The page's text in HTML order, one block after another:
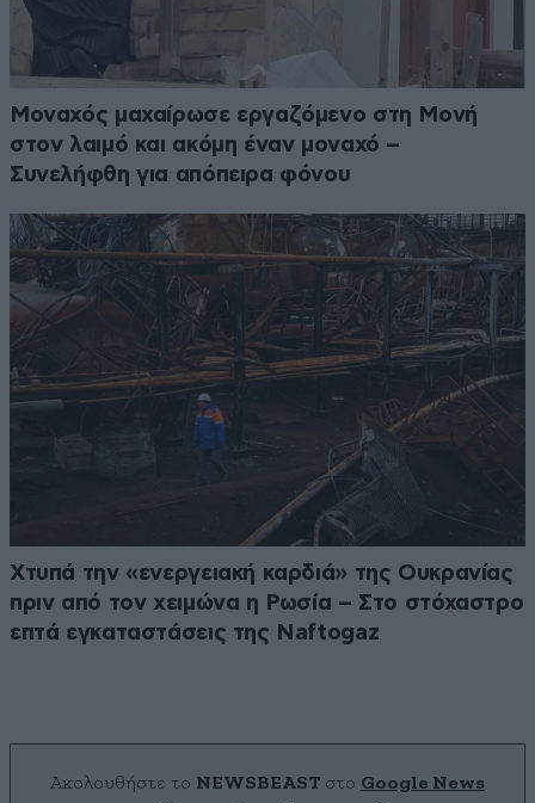
Μοναχός μαχαίρωσε εργαζόμενο στη Μονή
στον λαιμό και ακόμη έναν μοναχό –
Συνελήφθη για απόπειρα φόνου
Χτυπά την «ενεργειακή καρδιά» της Ουκρανίας
πριν από τον χειμώνα η Ρωσία – Στο στόχαστρο
επτά εγκαταστάσεις της Naftogaz
Ακολουθήστε το NEWSBEAST στο Google News